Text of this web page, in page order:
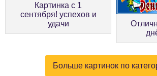
Картинка с 1
сентября! успехов и
удачи
Больше картинок по